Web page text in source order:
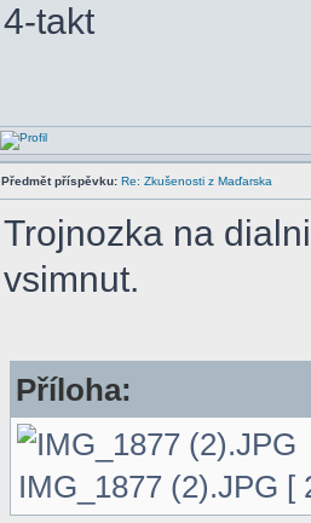
4-takt
Předmět příspěvku: Re: Zkušenosti z Maďarska
Trojnozka na
vsimnut.
Příloha:
IMG_1877 (2).JPG [